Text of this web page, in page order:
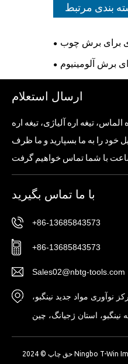
بندی مرتبط
برای برش چوب
برش آلومینیوم
ارسال استعلام
تیغه اره آلیاژی، تیغه اره
خود را به ما بسپارید و ما ظرف
با ما تماس بگیرید
+86-13685843573
+86-13685843573
Sales02@nbtg-tools.com
مرکز نوآوری مواد جدید نینگبو،
حق چاپ © 2024 Ningbo T-Win Imp.& Exp Co.,Ltd. تمامی حقوق محفوظ